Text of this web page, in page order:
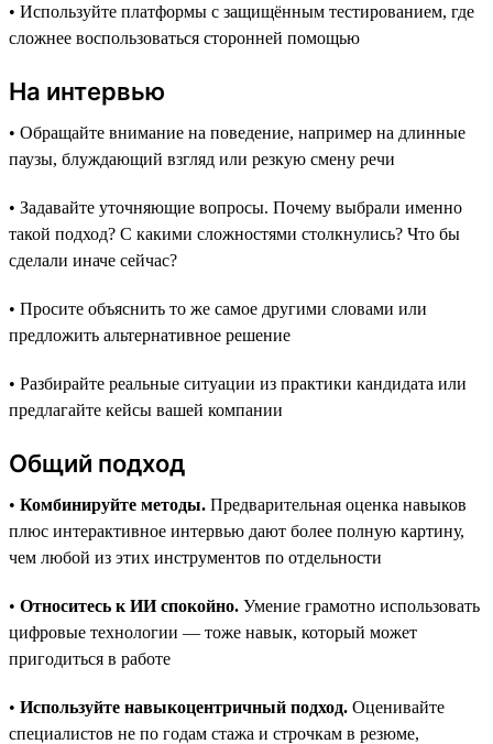
• Используйте платформы с защищённым тестированием, где
сложнее воспользоваться сторонней помощью
На интервью
• Обращайте внимание на поведение, например на длинные
паузы, блуждающий взгляд или резкую смену речи
• Задавайте уточняющие вопросы. Почему выбрали именно
такой подход? С какими сложностями столкнулись? Что бы
сделали иначе сейчас?
• Просите объяснить то же самое другими словами или
предложить альтернативное решение
• Разбирайте реальные ситуации из практики кандидата или
предлагайте кейсы вашей компании
Общий подход
• Комбинируйте методы. Предварительная оценка навыков
плюс интерактивное интервью дают более полную картину,
чем любой из этих инструментов по отдельности
• Относитесь к ИИ спокойно. Умение грамотно использовать
цифровые технологии — тоже навык, который может
пригодиться в работе
• Используйте навыкоцентричный подход. Оценивайте
специалистов не по годам стажа и строчкам в резюме,